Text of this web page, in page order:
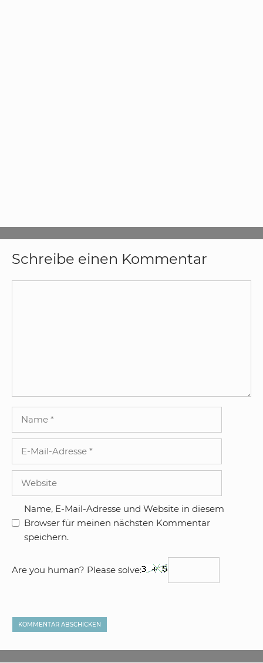
Schreibe einen Kommentar
Adresse
Name, E-Mail-Adresse und Website in diesem
Browser für meinen nächsten Kommentar
speichern.
Are you human? Please solve: